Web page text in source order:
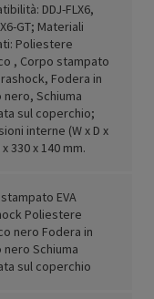
DDJ-FLX6,
GT; Materiali
Poliestere
, Corpo stampato
Fodera in
Schiuma
sul coperchio;
interne (W x D x
x 330 x 140 mm.
EVA
Poliestere
nero Fodera in
Schiuma
sul coperchio